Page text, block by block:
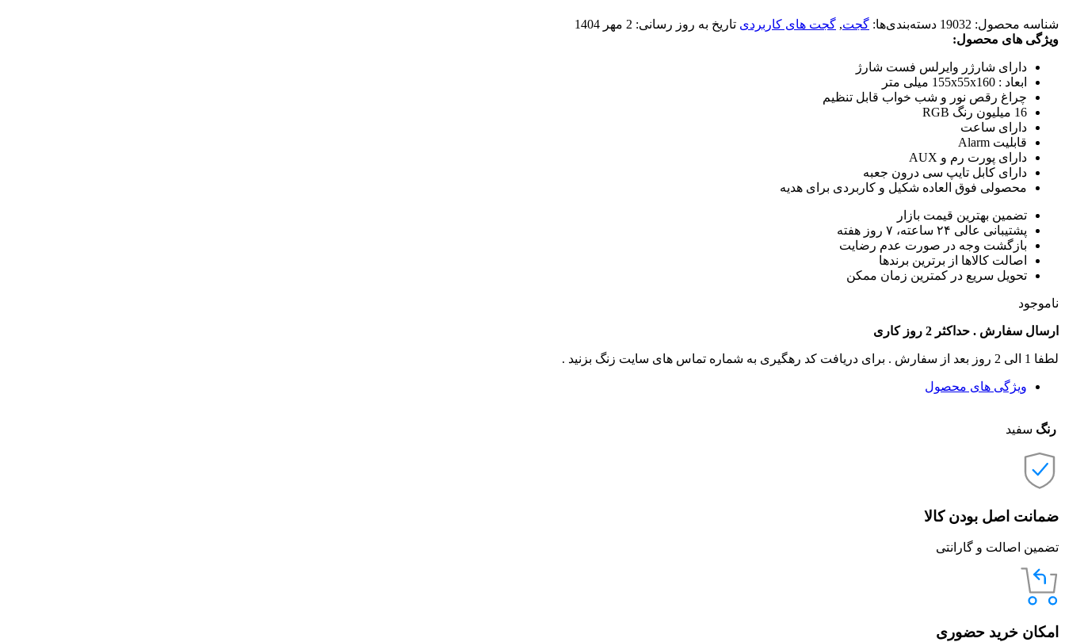
شناسه محصول: 19032 دسته‌بندی‌ها: گجت, گجت های کاربردی تاریخ به روز رسانی: 2 مهر 1404
ویژگی های محصول:
دارای شارژر وایرلس فست شارژ
ابعاد : 155x55x160 میلی متر
چراغ رقص نور و شب خواب قابل تنظیم
16 میلیون رنگ RGB
دارای ساعت
قابلیت Alarm
دارای پورت رم و AUX
دارای کابل تایپ سی درون جعبه
محصولی فوق العاده شکیل و کاربردی برای هدیه
تضمین بهترین قیمت بازار
پشتیبانی عالی ۲۴ ساعته، ۷ روز هفته
بازگشت وجه در صورت عدم رضایت
اصالت کالاها از برترین برندها
تحویل سریع در کمترین زمان ممکن
ناموجود
ارسال سفارش . حداکثر 2 روز کاری
لطفا 1 الی 2 روز بعد از سفارش . برای دریافت کد رهگیری به شماره تماس های سایت زنگ بزنید .
ویژگی های محصول
رنگ سفید
ضمانت اصل بودن کالا
تضمین اصالت و گارانتی
امکان خرید حضوری